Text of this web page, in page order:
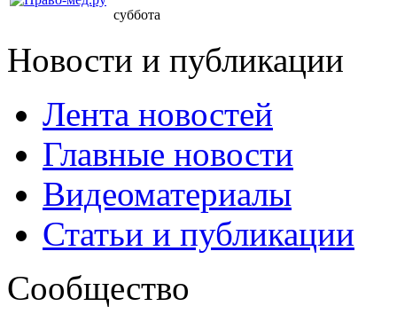
суббота
Новости и публикации
Лента новостей
Главные новости
Видеоматериалы
Статьи и публикации
Сообщество